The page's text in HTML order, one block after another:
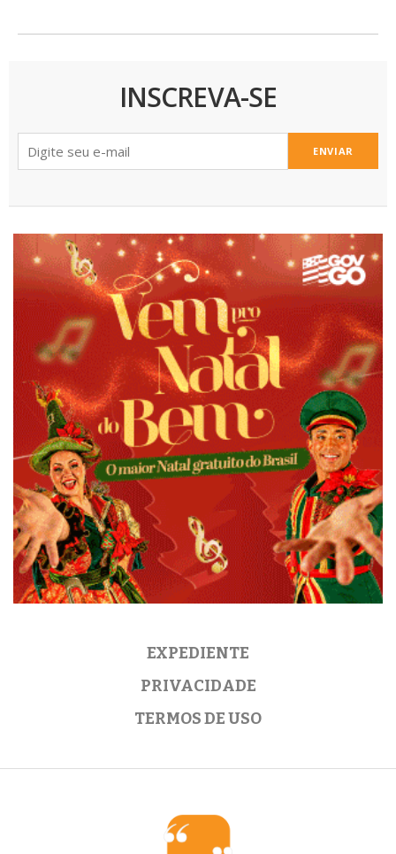
INSCREVA-SE
ENVIAR
EXPEDIENTE
PRIVACIDADE
TERMOS DE USO